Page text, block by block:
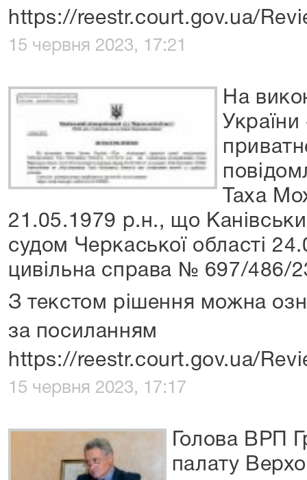
https://reestr.court.gov.ua/
15 червня 2023, 17:21
На
Таха
21.05.1979 р.н., що
судом Черкаської області
цивільна справа № 697/486/
З текстом рішення можна
за посиланням
https://reestr.court.gov.ua/
15 червня 2023, 17:17
Голова ВРП
палату